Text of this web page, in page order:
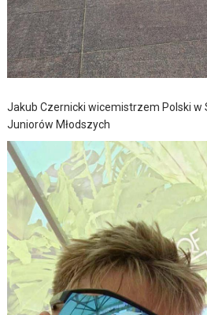
Jakub Czernicki wicemistrzem Polski w
Juniorów Młodszych